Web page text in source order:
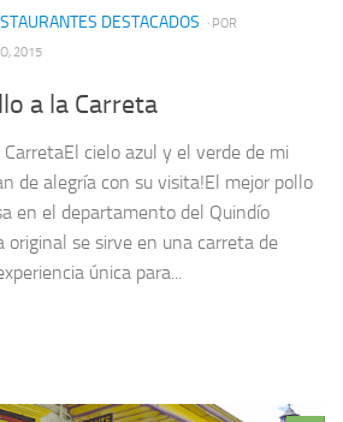
DESTACADOS · POR
2015
a la Carreta
cielo azul y el verde de mi
de alegría con su visita!El mejor pollo
en el departamento del Quindío
original se sirve en una carreta de
única para...